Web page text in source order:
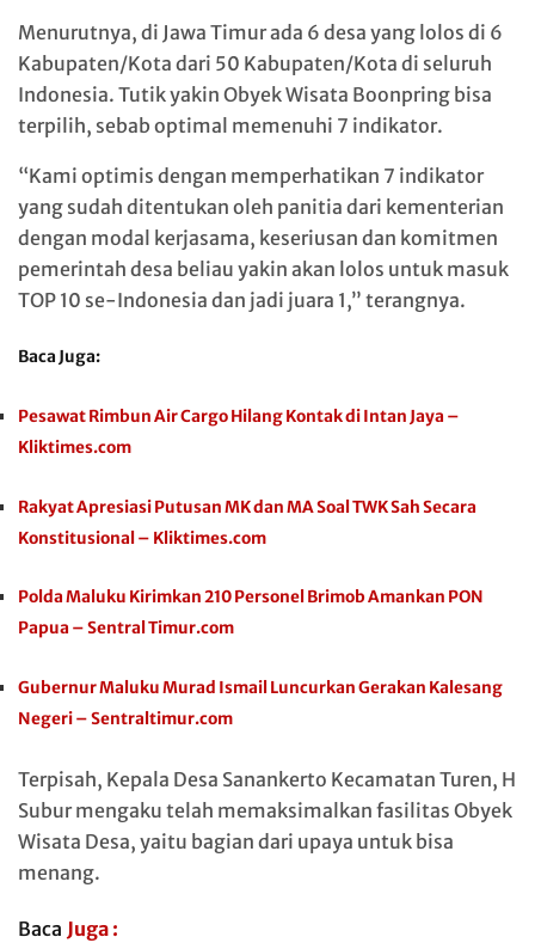
Menurutnya, di Jawa Timur ada 6 desa yang lolos di 6
Kabupaten/Kota dari 50 Kabupaten/Kota di seluruh
Indonesia. Tutik yakin Obyek Wisata Boonpring bisa
terpilih, sebab optimal memenuhi 7 indikator.
“Kami optimis dengan memperhatikan 7 indikator
yang sudah ditentukan oleh panitia dari kementerian
dengan modal kerjasama, keseriusan dan komitmen
pemerintah desa beliau yakin akan lolos untuk masuk
TOP 10 se-Indonesia dan jadi juara 1,” terangnya.
Baca Juga:
Pesawat Rimbun Air Cargo Hilang Kontak di Intan Jaya –
Kliktimes.com
Rakyat Apresiasi Putusan MK dan MA Soal TWK Sah Secara
Konstitusional – Kliktimes.com
Polda Maluku Kirimkan 210 Personel Brimob Amankan PON
Papua – Sentral Timur.com
Gubernur Maluku Murad Ismail Luncurkan Gerakan Kalesang
Negeri – Sentraltimur.com
Terpisah, Kepala Desa Sanankerto Kecamatan Turen, H
Subur mengaku telah memaksimalkan fasilitas Obyek
Wisata Desa, yaitu bagian dari upaya untuk bisa
menang.
Baca Juga :